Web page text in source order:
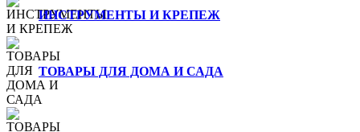
ИНСТРУМЕНТЫ И КРЕПЕЖ
ТОВАРЫ ДЛЯ ДОМА И САДА